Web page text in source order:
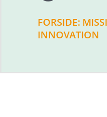
FORSIDE:
INNOVATION